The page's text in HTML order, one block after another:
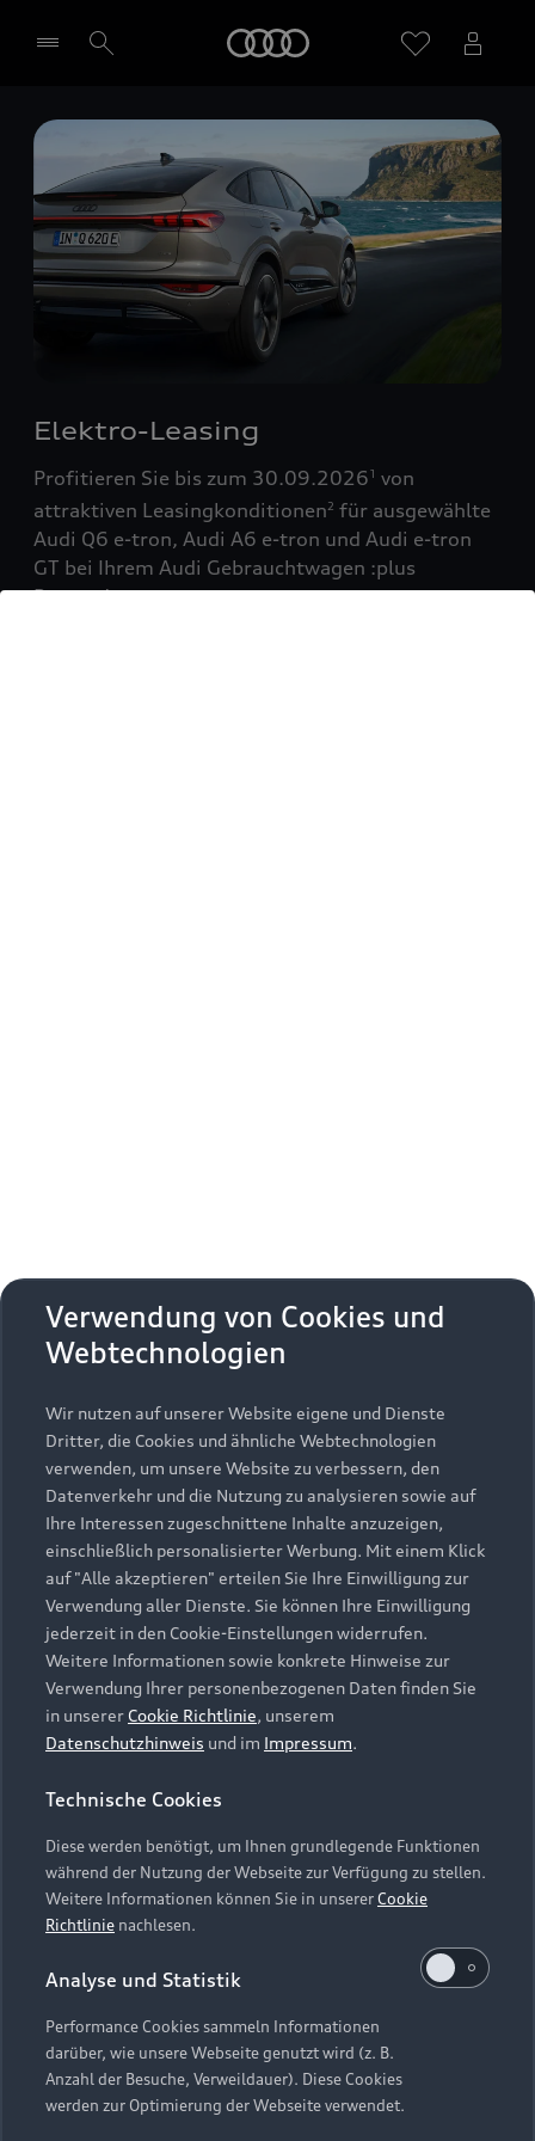
Händler wählen
Elektro-Leasing
Profitieren Sie bis zum 30.09.20261 von
attraktiven Leasingkonditionen2 für ausgewählte
Audi Q6 e-tron, Audi A6 e-tron und Audi e-tron
GT bei Ihrem Audi Gebrauchtwagen :plus
Partner!
Zurück nach oben
Modelle
Alle Modelle
Modelle vergleichen
Elektromodelle
Plug-in-Hybride
Kaufen & leasen
Neuwagensuche
Gebrauchtwagensuche
Gebrauchtwagen
Finanzierung
Aktionen & Angebote
Geschäftskunden
Service & Zubehör
Saisonale Angebote
Audi Services
Garantie
Audi digital services
myAudi
Support
Kundenservice
Händlersuche
Audi Code
Online-Terminvereinbarung
Servicekontakt
Vertrag widerrufen
Über Audi
Unternehmen
Karriere
Investor Relations
Presse & Media Center
Datenschutz
Audi erleben
Newsletter
Impressum Rechtliches
Hinweisgebersystem
Datenschutzinformation
Cookie-Einstellungen
Cookie-Richtlinie
Barrierefreiheit
Hinweis: Die aktuelle Darstellung und Anordnung der
Embleme am Fahrzeug bei allen Abbildungen auf dieser
Webseite kann abweichen.
Verwendung von Cookies und
Webtechnologien
Wir nutzen auf unserer Website eigene und Dienste
Dritter, die Cookies und ähnliche Webtechnologien
verwenden, um unsere Website zu verbessern, den
Datenverkehr und die Nutzung zu analysieren sowie auf
Ihre Interessen zugeschnittene Inhalte anzuzeigen,
einschließlich personalisierter Werbung. Mit einem Klick
auf "Alle akzeptieren" erteilen Sie Ihre Einwilligung zur
Verwendung aller Dienste. Sie können Ihre Einwilligung
jederzeit in den Cookie-Einstellungen widerrufen.
Weitere Informationen sowie konkrete Hinweise zur
Verwendung Ihrer personenbezogenen Daten finden Sie
in unserer Cookie Richtlinie, unserem
Datenschutzhinweis und im Impressum.
Technische Cookies
Diese werden benötigt, um Ihnen grundlegende Funktionen
während der Nutzung der Webseite zur Verfügung zu stellen.
Weitere Informationen können Sie in unsererCookie
Richtlinie nachlesen.
Analyse und Statistik
Performance Cookies sammeln Informationen
darüber, wie unsere Webseite genutzt wird (z. B.
Anzahl der Besuche, Verweildauer). Diese Cookies
werden zur Optimierung der Webseite verwendet.